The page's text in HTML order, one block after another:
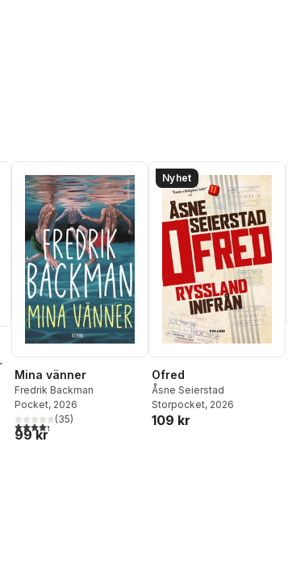
Mina vänner
Fredrik Backman
Pocket, 2026
4,3utav 5 stjärnor. Totalt antal röster:
(35)
99 kr
Nyhet
Ofred
Åsne Seierstad
Storpocket, 2026
109 kr